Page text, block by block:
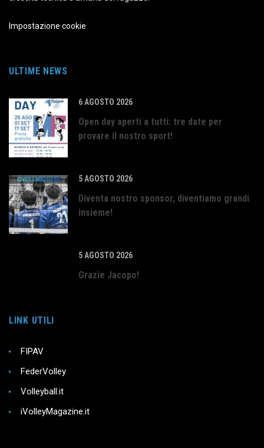
Impostazione cookie
ULTIME NEWS
6 AGOSTO 2026
Open day aperti a tutti: tre date per
provare il nostro sport!
5 AGOSTO 2026
Diventa nostro sponsor, diventiamo grandi
insieme!
5 AGOSTO 2026
Grazie Jacopo!
LINK UTILI
FIPAV
FederVolley
Volleyball.it
iVolleyMagazine.it